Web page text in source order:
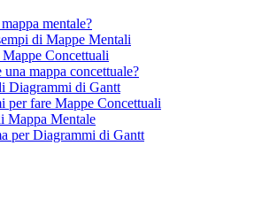
mentale?
di Mappe Mentali
Concettuali
una mappa concettuale?
Diagrammi di Gantt
per fare Mappe Concettuali
Mappa Mentale
per Diagrammi di Gantt